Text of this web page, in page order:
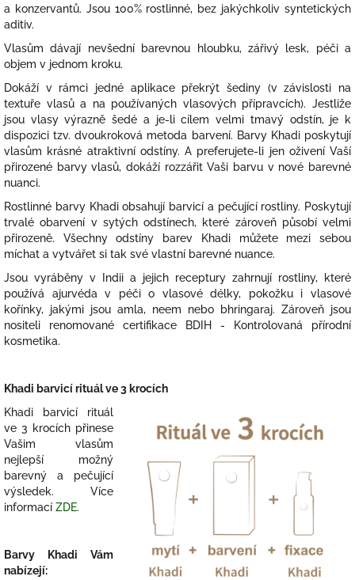
a konzervantů. Jsou 100% rostlinné, bez jakýchkoliv syntetických
aditiv.
Vlasům dávají nevšední barevnou hloubku, zářivý lesk, péči a
objem v jednom kroku.
Dokáží v rámci jedné aplikace překrýt šediny (v závislosti na
textuře vlasů a na používaných vlasových přípravcích). Jestliže
jsou vlasy výrazně šedé a je-li cílem velmi tmavý odstín, je k
dispozici tzv. dvoukroková metoda barvení. Barvy Khadi poskytují
vlasům krásné atraktivní odstíny. A preferujete-li jen oživení Vaší
přirozené barvy vlasů, dokáží rozzářit Vaši barvu v nové barevné
nuanci.
Rostlinné barvy Khadi obsahují barvicí a pečující rostliny. Poskytují
trvalé obarvení v sytých odstínech, které zároveň působí velmi
přirozeně. Všechny odstíny barev Khadi můžete mezi sebou
míchat a vytvářet si tak své vlastní barevné nuance.
Jsou vyráběny v Indii a jejich receptury zahrnují rostliny, které
používá ajurvéda v péči o vlasové délky, pokožku i vlasové
kořínky, jakými jsou amla, neem nebo bhringaraj. Zároveň jsou
nositeli renomované certifikace BDIH - Kontrolovaná přírodní
kosmetika.
Khadi barvicí rituál ve 3 krocích
Khadi barvicí rituál
ve 3 krocích přinese
Vašim vlasům
nejlepší možný
barevný a pečující
výsledek. Více
informací ZDE.
Barvy Khadi Vám
nabízejí: